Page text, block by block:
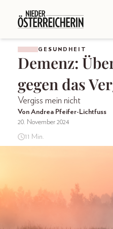
GESUNDHEIT
Demenz:
gegen das
Vergiss mein nicht
Von Andrea Pfeifer-Lichtfuss
20. November 2024
11 Min.